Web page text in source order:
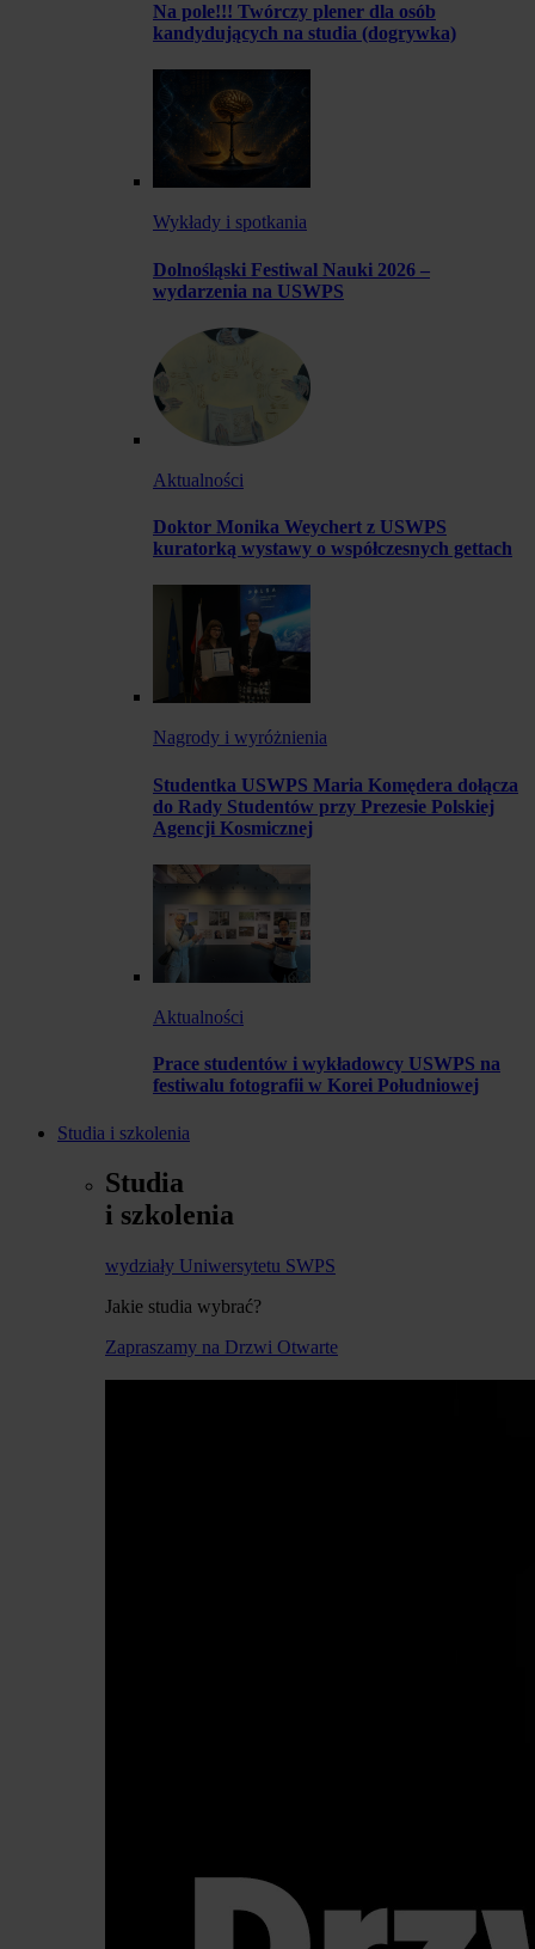
Na pole!!! Twórczy plener dla osób
kandydujących na studia (dogrywka)
Wykłady i spotkania
Dolnośląski Festiwal Nauki 2026 –
wydarzenia na USWPS
Aktualności
Doktor Monika Weychert z USWPS
kuratorką wystawy o współczesnych gettach
Nagrody i wyróżnienia
Studentka USWPS Maria Komędera dołącza
do Rady Studentów przy Prezesie Polskiej
Agencji Kosmicznej
Aktualności
Prace studentów i wykładowcy USWPS na
festiwalu fotografii w Korei Południowej
Studia i szkolenia
Studia
i szkolenia
wydziały Uniwersytetu SWPS
Jakie studia wybrać?
Zapraszamy na Drzwi Otwarte